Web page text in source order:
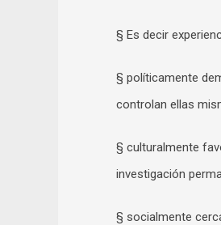
§ Es decir
§ políticamente
controlan ellas
§ culturalmente
investigación
§ socialmente